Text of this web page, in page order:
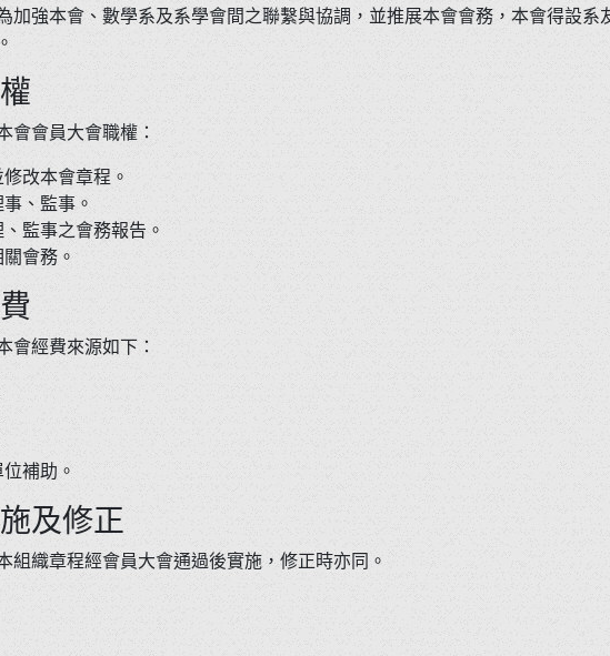
加強本會、數學系及系學會間之聯繫與協調，並推展本會會務，本會得設系
會會員大會職權：
改本會章程。
、監事。
監事之會務報告。
會務。
會經費來源如下：
補助。
及修正
組織章程經會員大會通過後實施，修正時亦同。